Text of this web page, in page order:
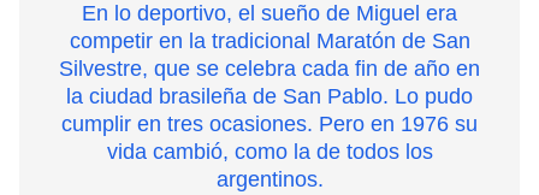
En lo deportivo, el sueño de Miguel era
competir en la tradicional Maratón de San
Silvestre, que se celebra cada fin de año en
la ciudad brasileña de San Pablo. Lo pudo
cumplir en tres ocasiones. Pero en 1976 su
vida cambió, como la de todos los
argentinos.